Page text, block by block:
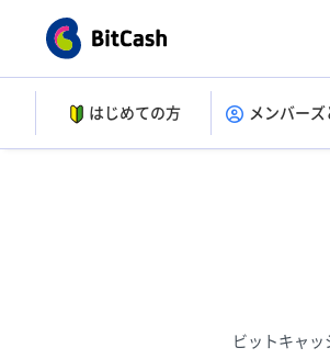
はじめての方 メンバーズ
ビットキャ